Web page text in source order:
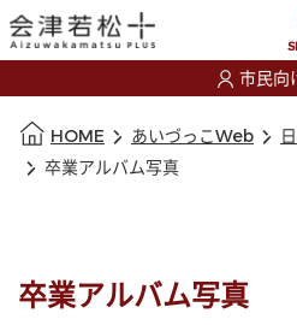
市民向
HOME あいづっこWeb
卒業アルバム写真
卒業アルバム写真